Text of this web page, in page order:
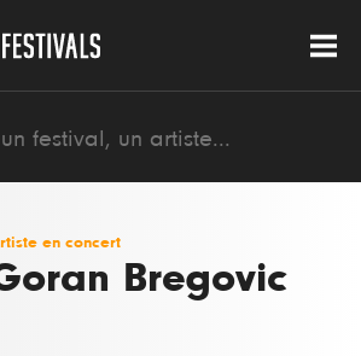
en concert
Bregovic